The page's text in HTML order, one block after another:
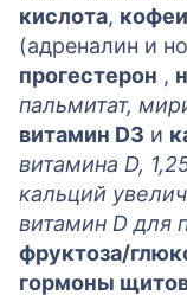
кислота,
(адреналин и
прогестерон ,
пальмитат,
витамин D3 и
витамина D,
кальций
витамин D для
фруктоза/
гормоны